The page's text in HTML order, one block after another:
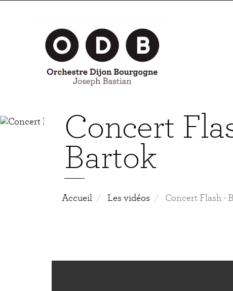
Concert
Bartok
Accueil Les vidéos Concert Flash -